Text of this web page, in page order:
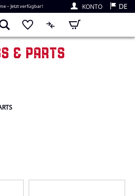
– Jetzt verfügbar! KONTO DE
Mein Warenkorb
& PARTS